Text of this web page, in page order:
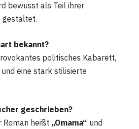
bewusst als Teil ihrer
gestaltet.
bekannt?
politisches Kabarett,
eine stark stilisierte
geschrieben?
Roman heißt „Omama“ und